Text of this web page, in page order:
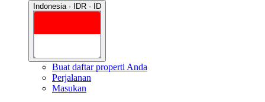
Indonesia · IDR · ID
Buat daftar properti Anda
Perjalanan
Masukan